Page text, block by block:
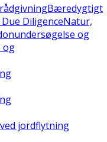
Bæredygtigt
DiligenceNatur,
og
og
jordflytning